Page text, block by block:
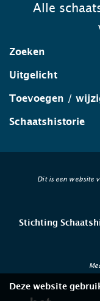
Alle
Zoeken
Uitgelicht
Toevoegen /
Schaatshistorie
Dit is een website
Stichting
Deze website